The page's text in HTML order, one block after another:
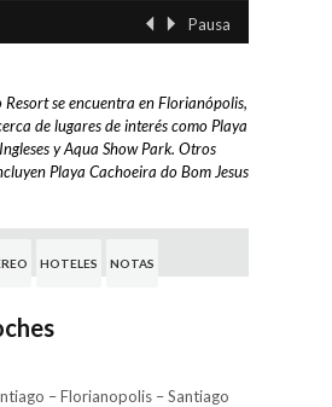
Pausa
se encuentra en Florianópolis,
de lugares de interés como Playa
y Aqua Show Park. Otros
Playa Cachoeira do Bom Jesus
HOTELES NOTAS
– Florianopolis – Santiago